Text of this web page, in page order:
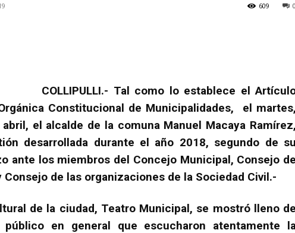
0
609
COLLIPULLI.- Tal como lo establece el
Constitucional de Municipalidades, el martes,
el alcalde de la comuna Manuel Macaya Ramírez,
desarrollada durante el año 2018, segundo de su
ante los miembros del Concejo Municipal, Consejo de
Consejo de las organizaciones de la Sociedad Civil.-
de la ciudad, Teatro Municipal, se mostró lleno de
en general que escucharon atentamente